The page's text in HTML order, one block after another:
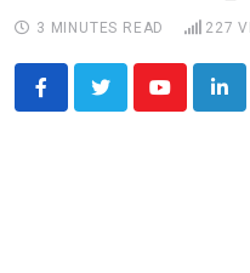
3 MINUTES READ
227
Youtube